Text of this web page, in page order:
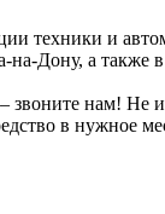
техники и
Дону, а также
нам! Не
в нужное